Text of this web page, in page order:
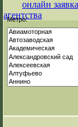
онлайн заявка
агентства
Метро: